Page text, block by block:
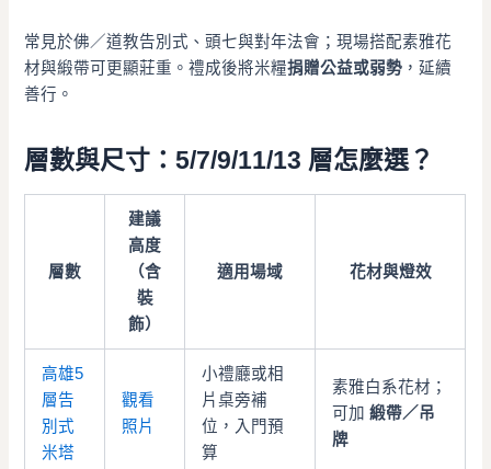
常見於佛／道教告別式、頭七與對年法會；現場搭配素雅花
材與緞帶可更顯莊重。禮成後將米糧捐贈公益或弱勢 ，延續
善行。
層數與尺寸：5/7/9/11/13 層怎麼選？
層數
建議
高度
（含
裝
飾）
適用場域 花材與燈效
高雄5
層告
別式
米塔
觀看
照片
小禮廳或相
片桌旁補
位，入門預
算
素雅白系花材；
可加緞帶／吊
牌